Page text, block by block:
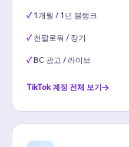
1개월 / 1년 블랭크
천팔로워 / 장기
BC 광고 / 라이브
TikTok 계정 전체 보기